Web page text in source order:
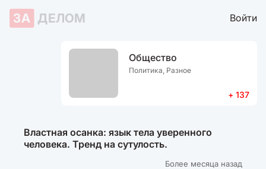
ЗА ДЕЛОМ Войти
Общество
Политика, Разное
+ 137
Властная осанка: язык тела уверенного
человека. Тренд на сутулость.
Более месяца назад